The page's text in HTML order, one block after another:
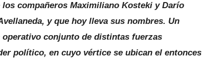
compañeros Maximiliano Kosteki y Darío
y que hoy lleva sus nombres. Un
conjunto de distintas fuerzas
político, en cuyo vértice se ubican el entonces